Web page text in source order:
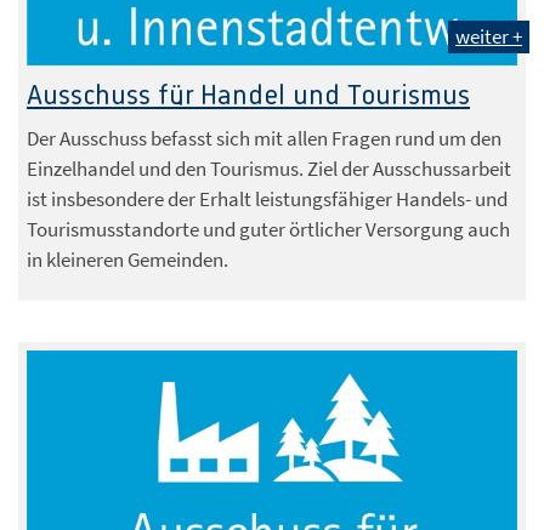
weiter +
Ausschuss für Handel und Tourismus
Der Ausschuss befasst sich mit allen Fragen rund um den
Einzelhandel und den Tourismus. Ziel der Ausschussarbeit
ist insbesondere der Erhalt leistungsfähiger Handels- und
Tourismusstandorte und guter örtlicher Versorgung auch
in kleineren Gemeinden.